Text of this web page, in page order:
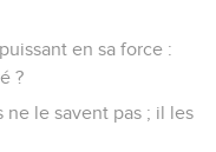
en sa force :
?
ne le savent pas ; il les